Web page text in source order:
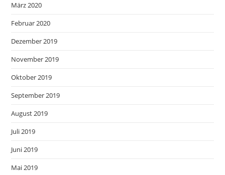
März 2020
Februar 2020
Dezember 2019
November 2019
Oktober 2019
September 2019
August 2019
Juli 2019
Juni 2019
Mai 2019